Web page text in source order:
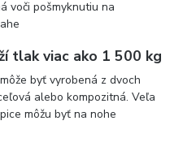
voči pošmyknutiu na
tlak viac ako 1 500 kg
byť vyrobená z dvoch
alebo kompozitná. Veľa
môžu byť na nohe